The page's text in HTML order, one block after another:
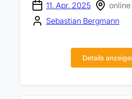
11. Apr. 2025
online
Sebastian Bergmann
Details